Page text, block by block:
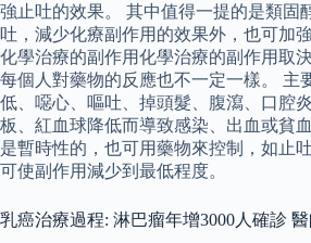
強止吐的效果。 其中值得一提的是類固
吐，減少化療副作用的效果外，也可加
化學治療的副作用化學治療的副作用取
每個人對藥物的反應也不一定一樣。 主
低、噁心、嘔吐、掉頭髮、腹瀉、口腔
板、紅血球降低而導致感染、出血或貧
是暫時性的，也可用藥物來控制，如止
可使副作用減少到最低程度。
乳癌治療過程: 淋巴瘤年增3000人確診